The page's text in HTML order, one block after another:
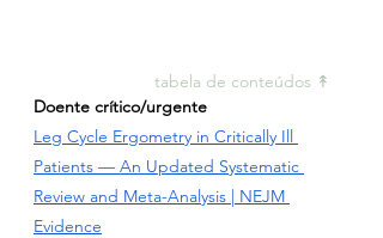
tabela de conteúdos ↟
Doente crítico/urgente
Leg Cycle Ergometry in Critically Ill
Patients — An Updated Systematic
Review and Meta-Analysis | NEJM
Evidence